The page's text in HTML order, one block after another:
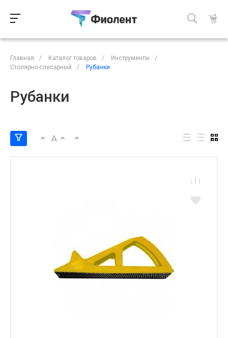
Главная / Каталог товаров / Инструменты
/
Столярно-слесарный
/ Рубанки
Рубанки
A